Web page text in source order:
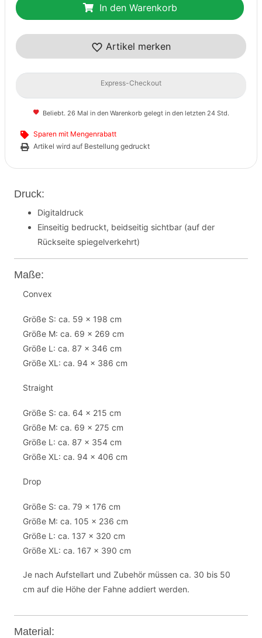
In den Warenkorb
Artikel merken
Express-Checkout
Beliebt. 26 Mal in den Warenkorb gelegt in den letzten 24 Std.
Sparen mit Mengenrabatt
Artikel wird auf Bestellung gedruckt
Druck:
Digitaldruck
Einseitig bedruckt, beidseitig sichtbar (auf der
Rückseite spiegelverkehrt)
Maße:
Convex
Größe S: ca. 59 x 198 cm
Größe M: ca. 69 x 269 cm
Größe L: ca. 87 x 346 cm
Größe XL: ca. 94 x 386 cm
Straight
Größe S: ca. 64 x 215 cm
Größe M: ca. 69 x 275 cm
Größe L: ca. 87 x 354 cm
Größe XL: ca. 94 x 406 cm
Drop
Größe S: ca. 79 x 176 cm
Größe M: ca. 105 x 236 cm
Größe L: ca. 137 x 320 cm
Größe XL: ca. 167 x 390 cm
Je nach Aufstellart und Zubehör müssen ca. 30 bis 50
cm auf die Höhe der Fahne addiert werden.
Material: